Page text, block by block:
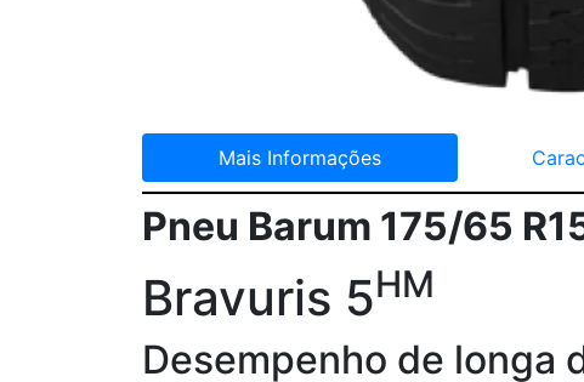
Mais Informações
Pneu Barum 175/65
Bravuris 5HM
Desempenho de longa